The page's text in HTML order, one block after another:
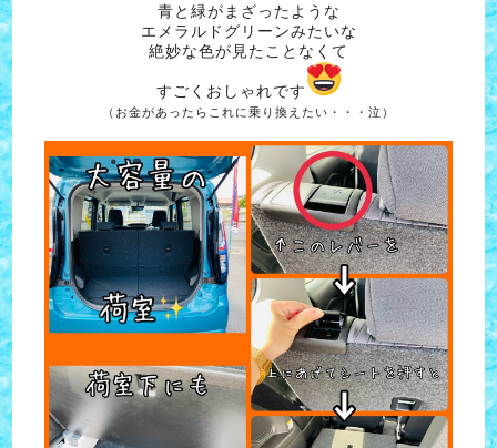
青と緑がまざったような
エメラルドグリーンみたいな
絶妙な色が見たことなくて
すごくおしゃれです
（お金があったらこれに乗り換えたい・・・泣）